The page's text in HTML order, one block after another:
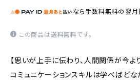
なら 手数料無料の 翌月
この商品は送料無料です。
【思いが上手に伝わり、人間関係が今よ
コミュニケーションスキルは学べばどな